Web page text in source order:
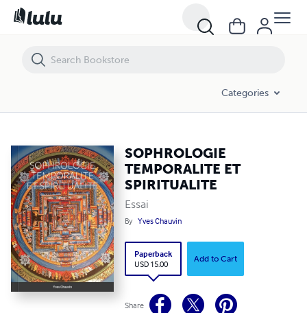
Categories
SOPHROLOGIE
TEMPORALITE ET
SPIRITUALITE
Essai
By Yves Chauvin
Paperback
USD 15.00
Add to Cart
Share
SOPHROLOGIE TEMPORALITE ET SPIRITUALITE